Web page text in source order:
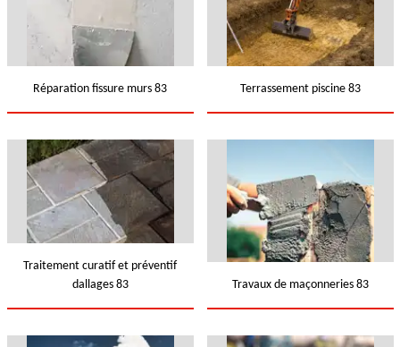
Réparation fissure murs 83 Terrassement piscine 83
Traitement curatif et préventif
dallages 83
Travaux de maçonneries 83